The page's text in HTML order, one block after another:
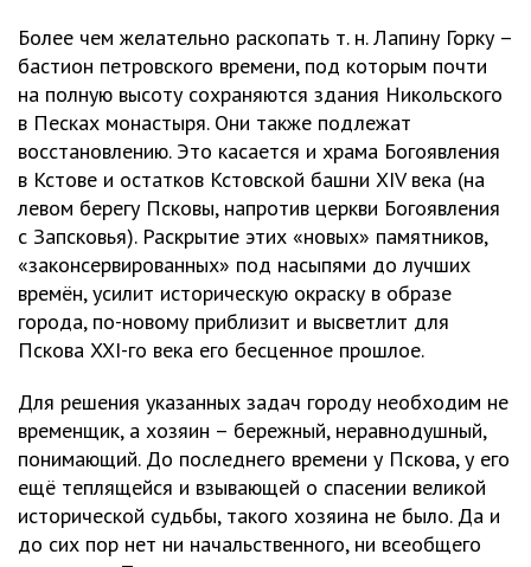
Более чем желательно раскопать т. н. Лапину Горку –
бастион петровского времени, под которым почти
на полную высоту сохраняются здания Никольского
в Песках монастыря. Они также подлежат
восстановлению. Это касается и храма Богоявления
в Кстове и остатков Кстовской башни XIV века (на
левом берегу Псковы, напротив церкви Богоявления
с Запсковья). Раскрытие этих «новых» памятников,
«законсервированных» под насыпями до лучших
времён, усилит историческую окраску в образе
города, по-новому приблизит и высветлит для
Пскова XXI-го века его бесценное прошлое.
Для решения указанных задач городу необходим не
временщик, а хозяин – бережный, неравнодушный,
понимающий. До последнего времени у Пскова, у его
ещё теплящейся и взывающей о спасении великой
исторической судьбы, такого хозяина не было. Да и
до сих пор нет ни начальственного, ни всеобщего